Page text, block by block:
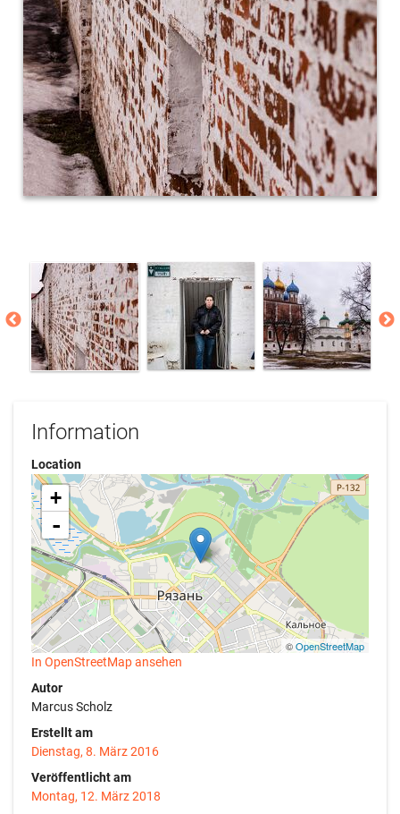
Information
Location
+
-
©OpenStreetMap
In OpenStreetMap ansehen
Autor
Marcus Scholz
Erstellt am
Dienstag, 8. März 2016
Veröffentlicht am
Montag, 12. März 2018